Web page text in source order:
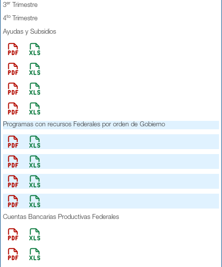
3er Trimestre
4to Trimestre
Ayudas y Subsidios
Programas con recursos Federales por orden de Gobierno
Cuentas Bancarias Productivas Federales